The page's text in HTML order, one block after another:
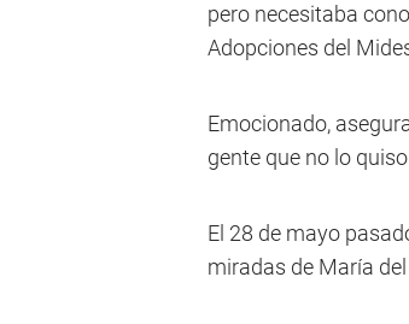
pero necesitaba
Adopciones del
Emocionado,
gente que no lo
El 28 de mayo
miradas de María